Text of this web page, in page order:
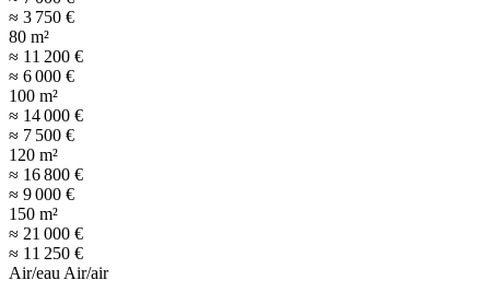
≈ 3 750 €
80 m²
≈ 11 200 €
≈ 6 000 €
100 m²
≈ 14 000 €
≈ 7 500 €
120 m²
≈ 16 800 €
≈ 9 000 €
150 m²
≈ 21 000 €
≈ 11 250 €
Air/eauAir/air